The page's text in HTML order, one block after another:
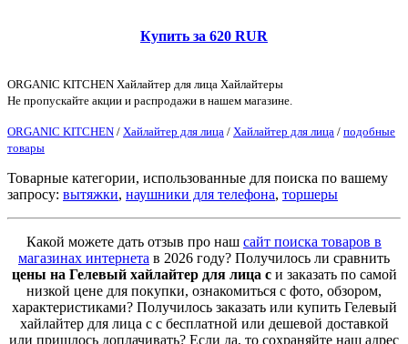
Купить за 620 RUR
ORGANIC KITCHEN Хайлайтер для лица Хайлайтеры
Не пропускайте акции и распродажи в нашем магазине.
ORGANIC KITCHEN / Хайлайтер для лица / Хайлайтер для лица / подобные
товары
Товарные категории, использованные для поиска по вашему
запросу: вытяжки, наушники для телефона, торшеры
Какой можете дать отзыв про наш сайт поиска товаров в
магазинах интернета в 2026 году? Получилось ли сравнить
цены на Гелевый хайлайтер для лица си заказать по самой
низкой цене для покупки, ознакомиться с фото, обзором,
характеристиками? Получилось заказать или купить Гелевый
хайлайтер для лица с с бесплатной или дешевой доставкой
или пришлось доплачивать? Если да, то сохраняйте наш адрес